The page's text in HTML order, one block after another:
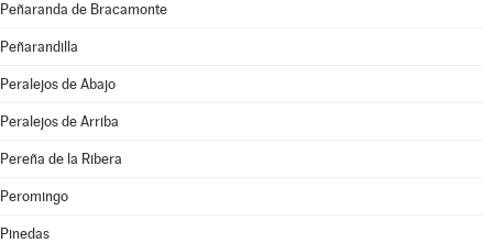
Peñaranda de Bracamonte
Peñarandilla
Peralejos de Abajo
Peralejos de Arriba
Pereña de la Ribera
Peromingo
Pinedas